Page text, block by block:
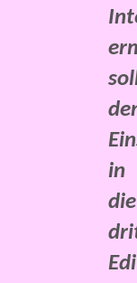
in
die